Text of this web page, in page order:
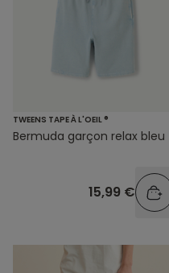
TWEENS TAPE À L'OEIL ®
Bermuda garçon relax bleu
15,99 €